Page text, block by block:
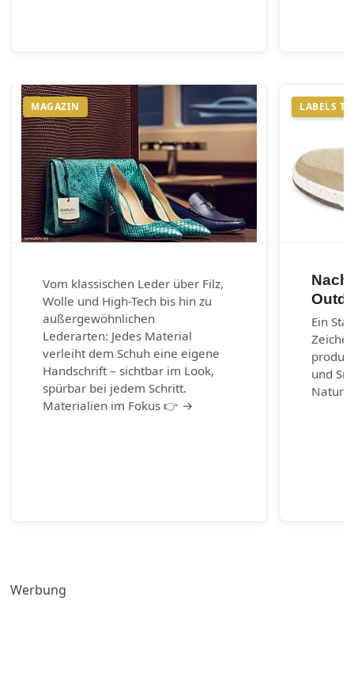
MAGAZIN
Vom klassischen Leder über Filz,
Wolle und High-Tech bis hin zu
außergewöhnlichen
Lederarten: Jedes Material
verleiht dem Schuh eine eigene
Handschrift – sichtbar im Look,
spürbar bei jedem Schritt.
Materialien im Fokus 👉 →
LABELS
Ein
und
Werbung